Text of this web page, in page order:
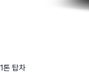
1톤 탑차